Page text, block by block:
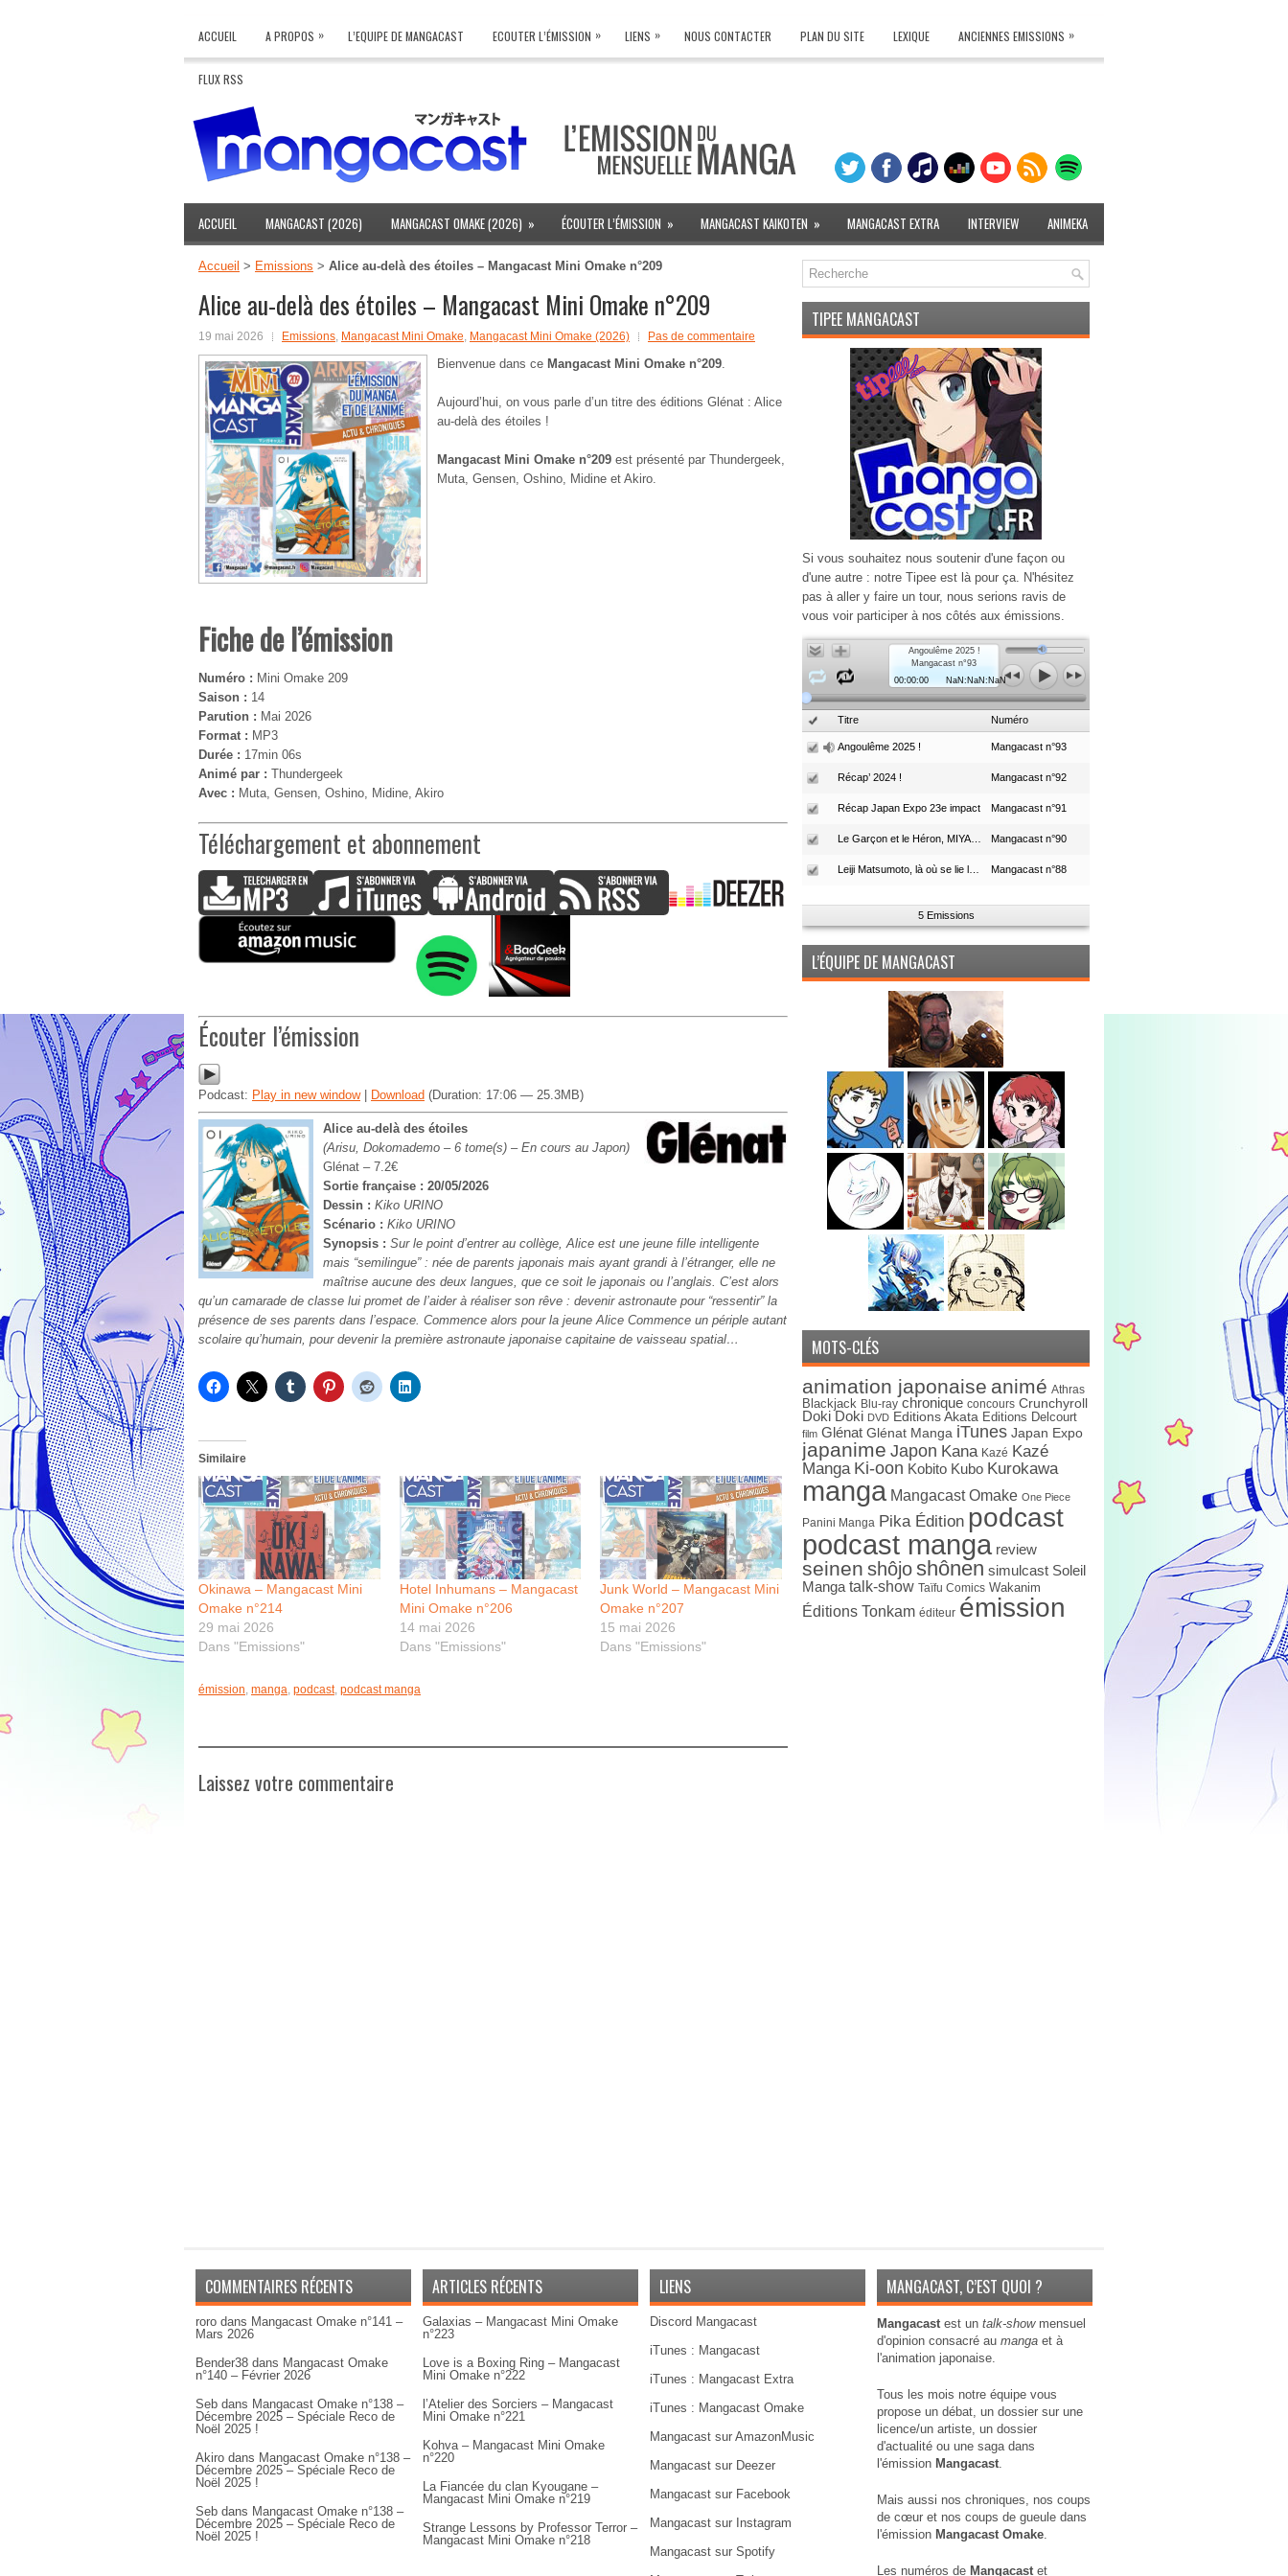
ACCUEIL A PROPOS » L’EQUIPE DE MANGACAST ECOUTER L’ÉMISSION » LIENS » NOUS CONTACTER PLAN DU SITE LEXIQUE ANCIENNES EMISSIONS »
FLUX RSS
ACCUEIL MANGACAST (2026) MANGACAST OMAKE (2026) » ÉCOUTER L’ÉMISSION » MANGACAST KAIKOTEN » MANGACAST EXTRA INTERVIEW ANIMEKA
Accueil > Emissions > Alice au-delà des étoiles – Mangacast Mini Omake n°209
Alice au-delà des étoiles – Mangacast Mini Omake n°209
19 mai 2026 Emissions, Mangacast Mini Omake, Mangacast Mini Omake (2026) Pas de commentaire
Bienvenue dans ce Mangacast Mini Omake n°209.
Aujourd’hui, on vous parle d’un titre des éditions Glénat : Alice
au-delà des étoiles !
Mangacast Mini Omake n°209 est présenté par Thundergeek,
Muta, Gensen, Oshino, Midine et Akiro.
Fiche de l’émission
Numéro : Mini Omake 209
Saison : 14
Parution : Mai 2026
Format : MP3
Durée : 17min 06s
Animé par : Thundergeek
Avec : Muta, Gensen, Oshino, Midine, Akiro
Téléchargement et abonnement
Écouter l’émission
Podcast: Play in new window| Download (Duration: 17:06 — 25.3MB)
Alice au-delà des étoiles
(Arisu, Dokomademo – 6 tome(s) – En cours au Japon)
Glénat – 7.2€
Sortie française : 20/05/2026
Dessin : Kiko URINO
Scénario : Kiko URINO
Synopsis : Sur le point d’entrer au collège, Alice est une jeune fille intelligente
mais “semilingue” : née de parents japonais mais ayant grandi à l’étranger, elle ne
maîtrise aucune des deux langues, que ce soit le japonais ou l’anglais. C’est alors
qu’un camarade de classe lui promet de l’aider à réaliser son rêve : devenir astronaute pour “ressentir” la
présence de ses parents dans l’espace. Commence alors pour la jeune Alice Commence un périple autant
scolaire qu’humain, pour devenir la première astronaute japonaise capitaine de vaisseau spatial…
Similaire
Okinawa – Mangacast Mini
Omake n°214
29 mai 2026
Dans "Emissions"
Hotel Inhumans – Mangacast
Mini Omake n°206
14 mai 2026
Dans "Emissions"
Junk World – Mangacast Mini
Omake n°207
15 mai 2026
Dans "Emissions"
émission, manga, podcast, podcast manga
Laissez votre commentaire
TIPEE MANGACAST
Si vous souhaitez nous soutenir d'une façon ou
d'une autre : notre Tipee est là pour ça. N'hésitez
pas à aller y faire un tour, nous serions ravis de
vous voir participer à nos côtés aux émissions.
Angoulême 2025 !
Mangacast n°93
00:00:00
NaN:NaN:NaN
Titre Numéro
Angoulême 2025 ! Mangacast n°93
Récap’ 2024 ! Mangacast n°92
Récap Japan Expo 23e impact Mangacast n°91
Mangacast n°90
Mangacast n°88
5 Emissions
L’ÉQUIPE DE MANGACAST
MOTS-CLÉS
animation japonaise animé Athras
Blackjack Blu-ray chronique concours Crunchyroll
Doki Doki DVD Editions Akata Editions Delcourt
film Glénat Glénat Manga iTunes Japan Expo
japanime Japon Kana Kazé Kazé
Manga Ki-oon Kobito Kubo Kurokawa
manga Mangacast Omake One Piece
Panini Manga Pika Édition podcast
podcast manga review
seinen shôjoshônen simulcast Soleil
Manga talk-show Taïfu Comics Wakanim
Éditions Tonkam éditeur émission
COMMENTAIRES RÉCENTS
roro dans Mangacast Omake n°141 –
Mars 2026
Bender38 dans Mangacast Omake
n°140 – Février 2026
Seb dans Mangacast Omake n°138 –
Décembre 2025 – Spéciale Reco de
Noël 2025 !
Akiro dans Mangacast Omake n°138 –
Décembre 2025 – Spéciale Reco de
Noël 2025 !
Seb dans Mangacast Omake n°138 –
Décembre 2025 – Spéciale Reco de
Noël 2025 !
ARTICLES RÉCENTS
Galaxias – Mangacast Mini Omake
n°223
Love is a Boxing Ring – Mangacast
Mini Omake n°222
l’Atelier des Sorciers – Mangacast
Mini Omake n°221
Kohva – Mangacast Mini Omake
n°220
La Fiancée du clan Kyougane –
Mangacast Mini Omake n°219
Strange Lessons by Professor Terror –
Mangacast Mini Omake n°218
LIENS
Discord Mangacast
iTunes : Mangacast
iTunes : Mangacast Extra
iTunes : Mangacast Omake
Mangacast sur AmazonMusic
Mangacast sur Deezer
Mangacast sur Facebook
Mangacast sur Instagram
Mangacast sur Spotify
MANGACAST, C’EST QUOI ?
Mangacastest un talk-showmensuel
d'opinion consacré au manga et à
l'animation japonaise.
Tous les mois notre équipe vous
propose un débat, un dossier sur une
licence/un artiste, un dossier
d'actualité ou une saga dans
l'émission Mangacast.
Mais aussi nos chroniques, nos coups
de cœur et nos coups de gueule dans
l'émission Mangacast Omake.
Les numéros de Mangacastet